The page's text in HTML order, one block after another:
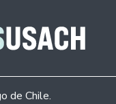
de Chile.